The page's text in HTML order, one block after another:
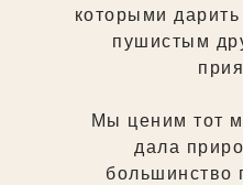
которыми
пушистым
Мы ценим тот
дала
большинство